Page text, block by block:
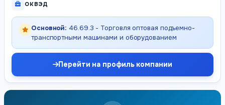
ОКВЭД
Основной: 46.69.3 - Торговля оптовая подъемно-
транспортными машинами и оборудованием
Перейти на профиль компании